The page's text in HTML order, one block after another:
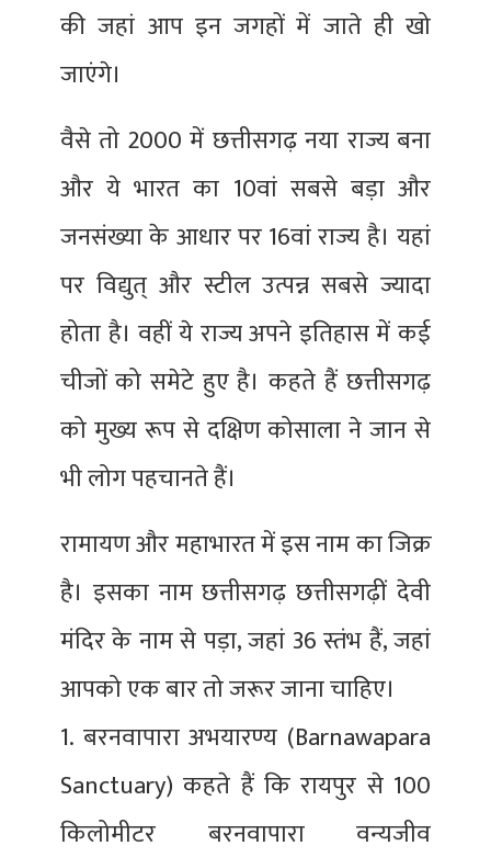
की जहां आप इन जगहों में जाते ही खो
जाएंगे।
वैसे तो 2000 में छत्तीसगढ़ नया राज्य बना
और ये भारत का 10वां सबसे बड़ा और
जनसंख्या के आधार पर 16वां राज्य है। यहां
पर विद्युत् और स्टील उत्पन्न सबसे ज्यादा
होता है। वहीं ये राज्य अपने इतिहास में कई
चीजों को समेटे हुए है। कहते हैं छत्तीसगढ़
को मुख्य रूप से दक्षिण कोसाला ने जान से
भी लोग पहचानते हैं।
रामायण और महाभारत में इस नाम का जिक्र
है। इसका नाम छत्तीसगढ़ छत्तीसगढ़ीं देवी
मंदिर के नाम से पड़ा, जहां 36 स्तंभ हैं, जहां
आपको एक बार तो जरूर जाना चाहिए।
1. बरनवापारा अभयारण्य (Barnawapara
Sanctuary) कहते हैं कि रायपुर से 100
किलोमीटर बरनवापारा वन्यजीव